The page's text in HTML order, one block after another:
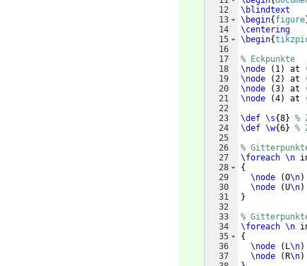
12
13
14
15
16
17
18
19
20
21
22
23
24
25
26
27
28
29
30
31
32
33
34
35
36
37
\blindtext
\begin{ figure
\centering
\begin{
% Eckpunkte
\node
( 1) at
\node
(2) at
\node
(3) at
\node
(4) at
\def \s{8} %
\def \w{6} %
%
\foreach \n
{
\node
(O\n)
\node
(U\n)
}
%
\foreach \n
{
\node
( L\n)
\node
( R\n)